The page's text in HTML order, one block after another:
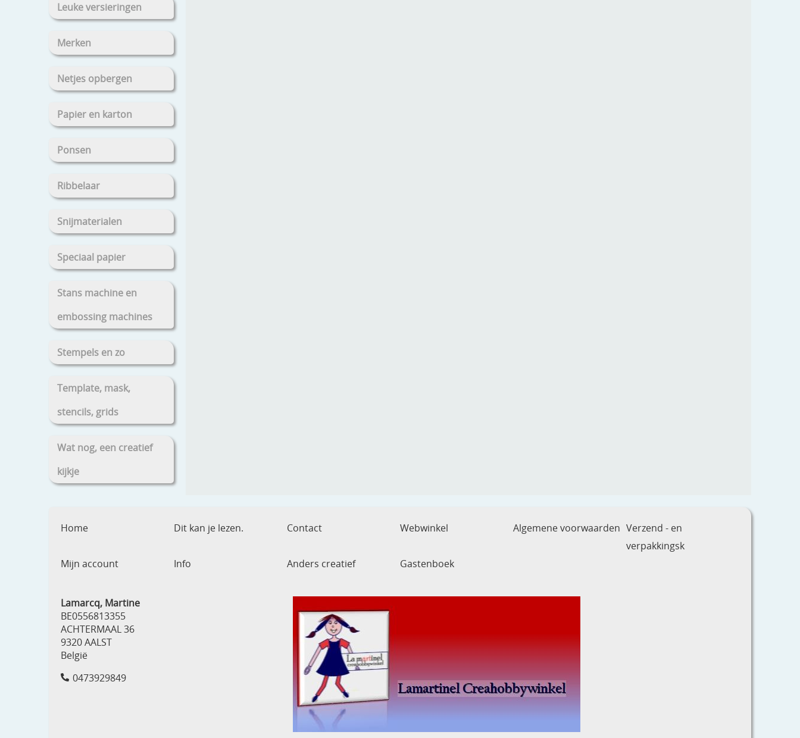
Leuke versieringen
Merken
Netjes opbergen
Papier en karton
Ponsen
Ribbelaar
Snijmaterialen
Speciaal papier
Stans machine en
embossing machines
Stempels en zo
Template, mask,
stencils, grids
Wat nog, een creatief
kijkje
Home Dit kan je lezen. Contact Webwinkel Algemene voorwaarden Verzend - en
verpakkingsk
Mijn account
Info Anders creatief Gastenboek
Lamarcq, Martine
BE0556813355
ACHTERMAAL 36
9320 AALST
België
0473929849